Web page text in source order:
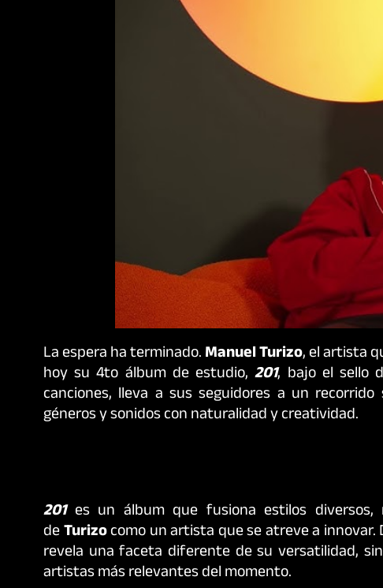
La espera ha terminado.Manuel Turizo, el artista
hoy su 4to álbum de estudio,201, bajo el sello
canciones, lleva a sus seguidores a un
géneros y sonidos con naturalidad y creatividad.
201 es un álbum que fusiona estilos
deTurizocomo un artista que se atreve a
revela una faceta diferente de su versatilidad,
artistas más relevantes del momento.